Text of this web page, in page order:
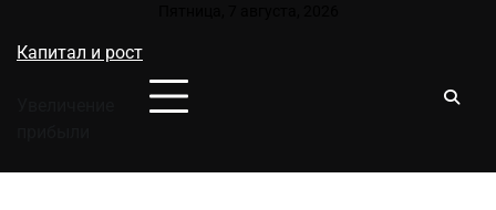
содержимому
Капитал и рост